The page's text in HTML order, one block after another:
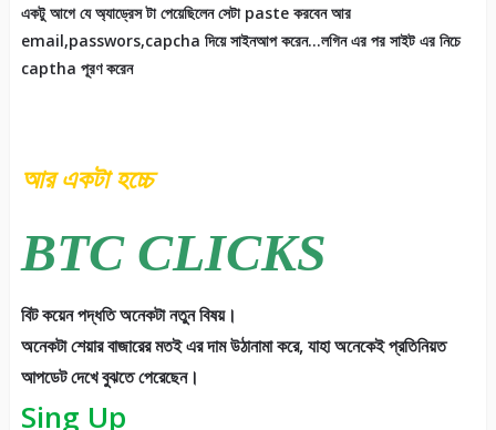
একটু আগে যে অ্যাড্রেস টা পেয়েছিলেন সেটা paste করবেন আর
email,passwors,capcha দিয়ে সাইনআপ করেন…লগিন এর পর সাইট এর নিচে
captha পূরণ করেন
আর একটা হচ্চে
BTC CLICKS
বিট কয়েন পদ্ধতি অনেকটা নতুন বিষয়।
অনেকটা শেয়ার বাজারের মতই এর দাম উঠানামা করে, যাহা অনেকেই প্রতিনিয়ত
আপডেট দেখে বুঝতে পেরেছেন।
Sing Up